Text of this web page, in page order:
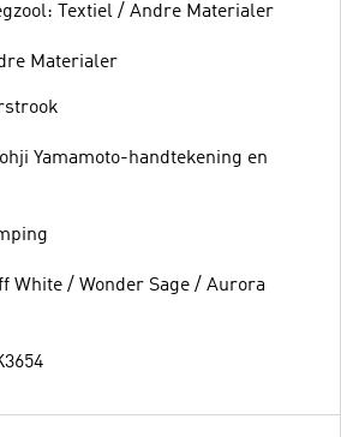
Textiel / Andre Materialer
Materialer
Yamamoto-handtekening en
White / Wonder Sage / Aurora